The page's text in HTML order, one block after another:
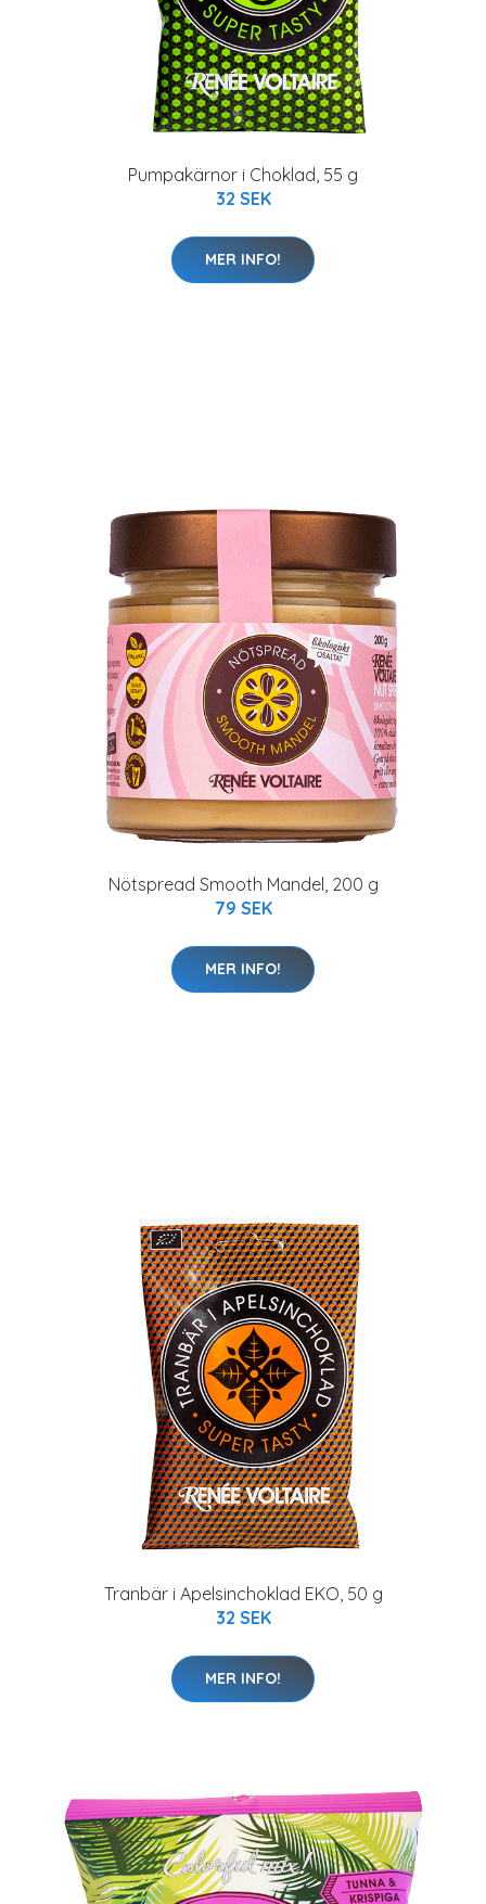
Pumpakärnor i Choklad, 55 g
32 SEK
MER INFO!
Nötspread Smooth Mandel, 200 g
79 SEK
MER INFO!
Tranbär i Apelsinchoklad EKO, 50 g
32 SEK
MER INFO!